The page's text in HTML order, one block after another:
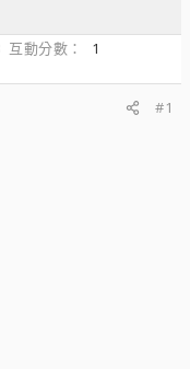
互動分數
1
#1